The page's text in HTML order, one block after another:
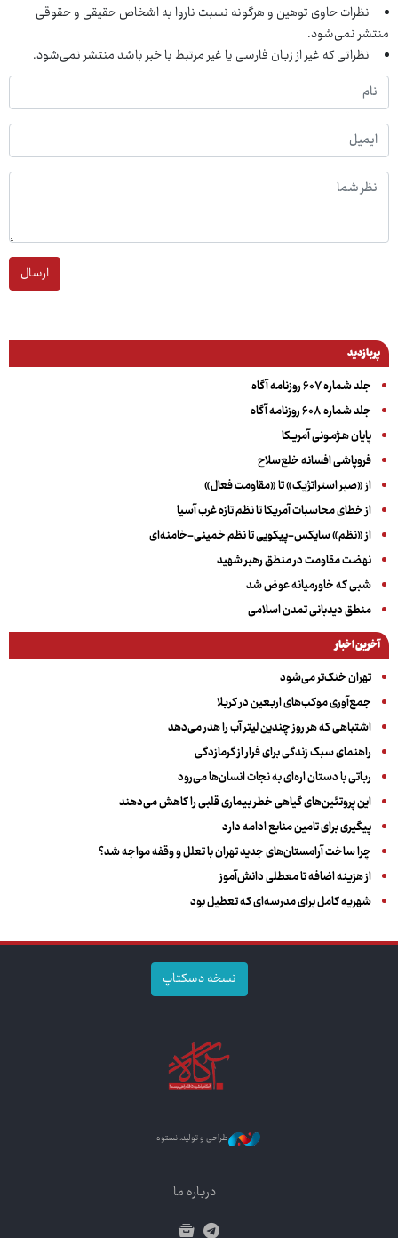
نظرات حاوی توهین و هرگونه نسبت ناروا به اشخاص حقیقی و حقوقی
منتشر نمی‌شود.
نظراتی که غیر از زبان فارسی یا غیر مرتبط با خبر باشد منتشر نمی‌شود.
ارسال
پربازدید
جلد شماره ۶۰۷ روزنامه آگاه
جلد شماره ۶۰۸ روزنامه آگاه
پایان هـژمـونی آمریـکا
فروپاشی افسانه خلع‌سلاح
از «صبر استراتژیک» تا «مقاومت فعال»
از خطای محاسبات آمریکا تا نظم تازه غرب آسیا
از «نظم» سایکس-پیکویی تا نظم خمینی-خامنه‌ای
نهضت مقاومت در منطق رهبر شهید
شبی که خاورمیانه عوض شد
منطق دیدبانی تمدن اسلامی
آخرین اخبار
تهران خنک‌تر می‌شود
جمع‌آوری موکب‌های اربعین در کربلا
اشتباهی که هر روز چندین لیتر آب را هدر می‌دهد
راهنمای سبک زندگی برای فرار از گرمازدگی
رباتی با دستان اره‌ای به نجات انسان‌ها می‌رود
این پروتئین‌های گیاهی خطر بیماری قلبی را کاهش می‌دهند
پیگیری برای تامین منابع ادامه دارد
چرا ساخت آرامستان‌های جدید تهران با تعلل و وقفه مواجه شد؟
از هزینه اضافه تا معطلی دانش‌آموز
شهریه کامل برای مدرسه‌ای که تعطیل بود
نسخه دسکتاپ
طراحی و تولید: نستوه
درباره ما